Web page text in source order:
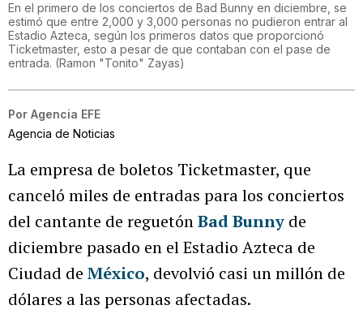
En el primero de los conciertos de Bad Bunny en diciembre, se
estimó que entre 2,000 y 3,000 personas no pudieron entrar al
Estadio Azteca, según los primeros datos que proporcionó
Ticketmaster, esto a pesar de que contaban con el pase de
entrada. (Ramon "Tonito" Zayas)
Por Agencia EFE
Agencia de Noticias
La empresa de boletos Ticketmaster, que
canceló miles de entradas para los conciertos
del cantante de reguetónBad Bunny de
diciembre pasado en el Estadio Azteca de
Ciudad de México, devolvió casi un millón de
dólares a las personas afectadas.